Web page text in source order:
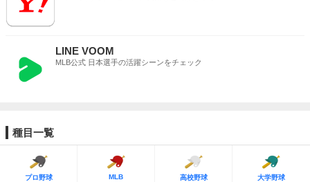
LINE VOOM
MLB公式 日本選手の活躍シーンをチェック
種目一覧
プロ野球 MLB 高校野球 大学野球